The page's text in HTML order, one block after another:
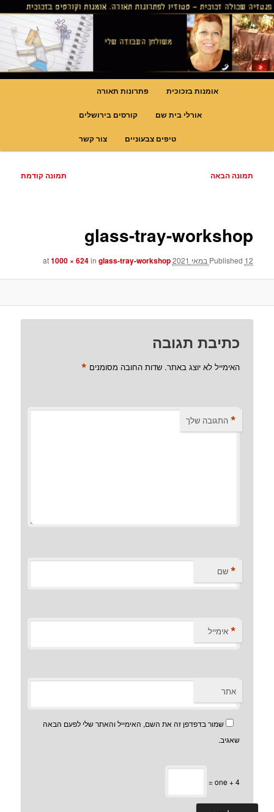
לדלג
לתוכן
פנטזיה – פתרונות תאורה וסטודיו
לויטראז
גופי תאורה אומנותיים בעבודת יד, ויטראזים לחלונות ולמחיצות דקורטיביות, קורסים
בויטראז ובפסיפס
פתרונות תאורה אומנות בזכוכית
קורסים בירושלים אורלי בית שם
צור קשר טיפים צבעוניים
ניווט
תמונה קודמת תמונה הבאה
glass-tray-workshop
Published 12 במאי 2021 at
1000 × 624in glass-tray-workshop
כתיבת תגובה
האימייל לא יוצג באתר. שדות החובה מסומנים *
התגובה שלך *
שם *
אימייל *
אתר
שמור בדפדפן זה את השם, האימייל והאתר שלי לפעם הבאה
שאגיב.
one + 4 =